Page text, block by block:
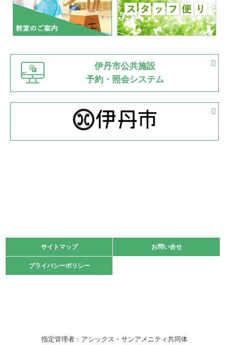
2022.07.03
市内総合体育大会が開始
緑ケ丘体育館 猪名川運動広場
古池運動広場
2022.06.12
県知事杯争奪バレーボール大会が開催
2022.05.05
体育協会長杯 バドミントン競技の部
2022.05.22
緑ケ丘体育館
2021.10.23
卓球選手権大会ラージボールの部開催☆
伊丹市総合体育大会 バレーボール大会が開催されました
伊丹市公共施設
予約・照会システム
サイトマップ お問い合せ
プライバシーポリシー
サイトマップ お問い合せ
プライバシーポリシー
指定管理者：アシックス・サンアメニティ共同体